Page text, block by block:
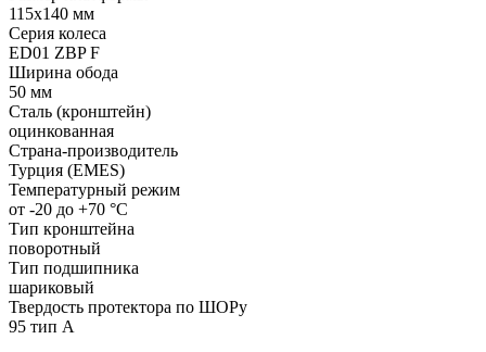
115x140 мм
Серия колеса
ED01 ZBP F
Ширина обода
50 мм
Сталь (кронштейн)
оцинкованная
Страна-производитель
Турция (EMES)
Температурный режим
от -20 до +70 °С
Тип кронштейна
поворотный
Тип подшипника
шариковый
Твердость протектора по ШОРу
95 тип А